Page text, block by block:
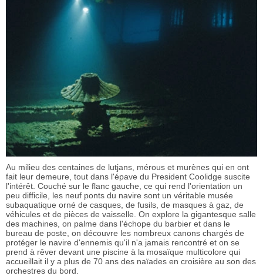
Au milieu des centaines de lutjans, mérous et murènes qui en ont
fait leur demeure, tout dans l'épave du President Coolidge suscite
l'intérêt. Couché sur le flanc gauche, ce qui rend l'orientation un
peu difficile, les neuf ponts du navire sont un véritable musée
subaquatique orné de casques, de fusils, de masques à gaz, de
véhicules et de pièces de vaisselle. On explore la gigantesque salle
des machines, on palme dans l'échope du barbier et dans le
bureau de poste, on découvre les nombreux canons chargés de
protéger le navire d'ennemis qu'il n'a jamais rencontré et on se
prend à rêver devant une piscine à la mosaïque multicolore qui
accueillait il y a plus de 70 ans des naïades en croisière au son des
orchestres du bord.